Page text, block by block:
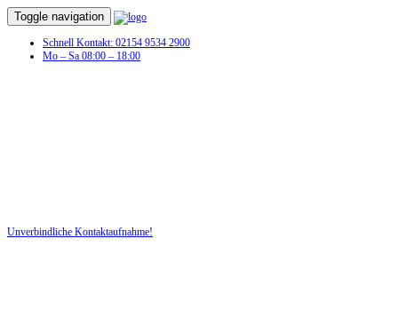
Toggle navigation
Schnell Kontakt: 02154 9534 2900
Mo – Sa 08:00 – 18:00
Unverbindliche Kontaktaufnahme!